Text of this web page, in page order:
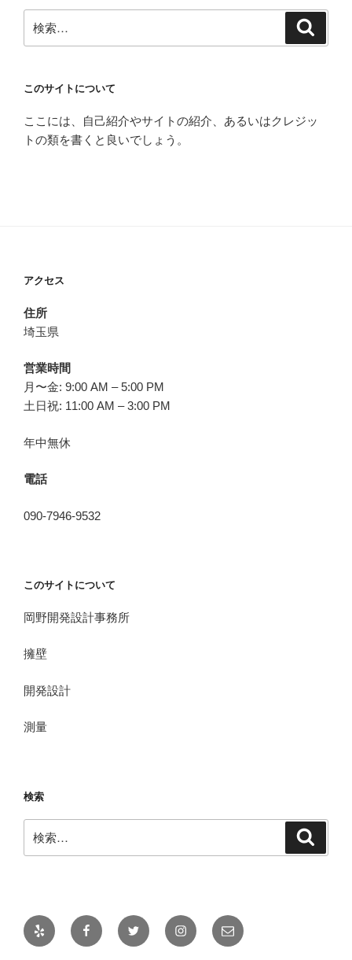
索:
このサイトについて
ここには、自己紹介やサイトの紹介、あるいはクレジッ
トの類を書くと良いでしょう。
アクセス
住所
埼玉県
営業時間
月〜金: 9:00 AM – 5:00 PM
土日祝: 11:00 AM – 3:00 PM
年中無休
電話
090-7946-9532
このサイトについて
岡野開発設計事務所
擁壁
開発設計
測量
検索
索:
Yelp FacebookTwitter Instagramメ
ー